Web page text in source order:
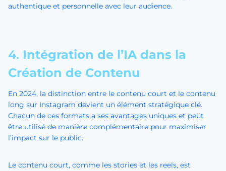
authentique et personnelle avec leur audience.
4. Intégration de l’IA dans la
Création de Contenu
En 2024, la distinction entre le contenu court et le contenu
long sur Instagram devient un élément stratégique clé.
Chacun de ces formats a ses avantages uniques et peut
être utilisé de manière complémentaire pour maximiser
l’impact sur le public.
Le contenu court, comme les stories et les reels, est